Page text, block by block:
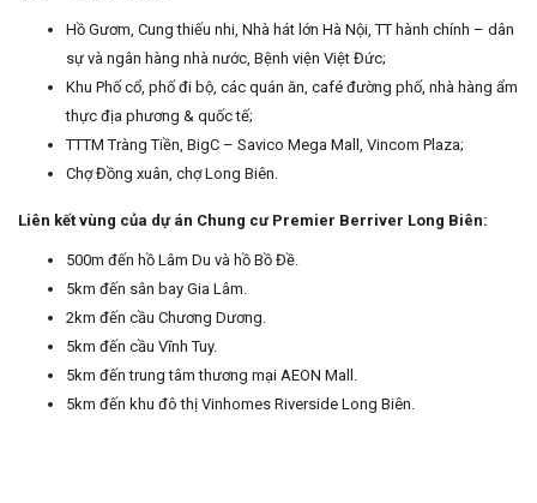
Hồ Gươm, Cung thiếu nhi, Nhà hát lớn Hà Nội, TT hành chính – dân
sự và ngân hàng nhà nước, Bệnh viện Việt Đức;
Khu Phố cổ, phố đi bộ, các quán ăn, café đường phố, nhà hàng ẩm
thực địa phương & quốc tế;
TTTM Tràng Tiền, BigC – Savico Mega Mall, Vincom Plaza;
Chợ Đồng xuân, chợ Long Biên.
Liên kết vùng của dự án Chung cư Premier Berriver Long Biên:
500m đến hồ Lâm Du và hồ Bồ Đề.
5km đến sân bay Gia Lâm.
2km đến cầu Chương Dương.
5km đến cầu Vĩnh Tuy.
5km đến trung tâm thương mại AEON Mall.
5km đến khu đô thị Vinhomes Riverside Long Biên.